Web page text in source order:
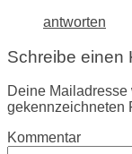
antworten
Schreibe einen
Deine Mailadresse
gekennzeichneten
Kommentar